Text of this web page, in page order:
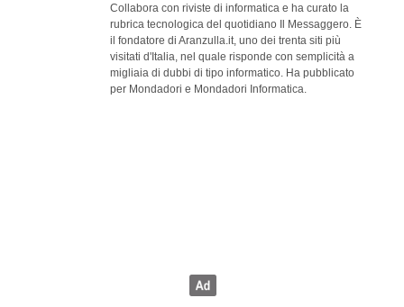
Collabora con riviste di informatica e ha curato la
rubrica tecnologica del quotidiano Il Messaggero. È
il fondatore di Aranzulla.it, uno dei trenta siti più
visitati d'Italia, nel quale risponde con semplicità a
migliaia di dubbi di tipo informatico. Ha pubblicato
per Mondadori e Mondadori Informatica.